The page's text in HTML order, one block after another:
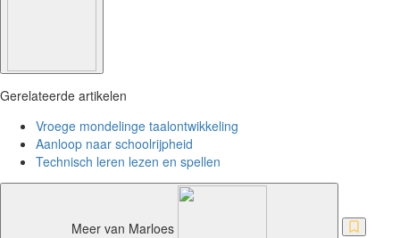
Gerelateerde artikelen
Vroege mondelinge taalontwikkeling
Aanloop naar schoolrijpheid
Technisch leren lezen en spellen
Meer van Marloes